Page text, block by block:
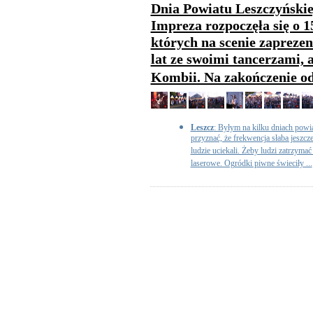
Dnia Powiatu
Impreza rozpoczęła się o
których na scenie
lat ze swoimi tancerzami,
Kombii. Na zakończenie
Leszcz: Byłym na kilku dniach
przyznać, że frekwencja słaba
ludzie uciekali. Żeby ludzi
laserowe. Ogródki piwne świeciły ...